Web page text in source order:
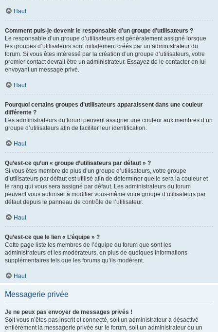
Haut
Comment puis-je devenir le responsable d’un groupe d’utilisateurs ?
Le responsable d’un groupe d’utilisateurs est généralement assigné lorsque
les groupes d’utilisateurs sont initialement créés par un administrateur du
forum. Si vous êtes intéressé par la création d’un groupe d’utilisateurs, votre
premier contact devrait être un administrateur. Essayez de le contacter en lui
envoyant un message privé.
Haut
Pourquoi certains groupes d’utilisateurs apparaissent dans une couleur
différente ?
Les administrateurs du forum peuvent assigner une couleur aux membres d’un
groupe d’utilisateurs afin de faciliter leur identification.
Haut
Qu’est-ce qu’un « groupe d’utilisateurs par défaut » ?
Si vous êtes membre de plus d’un groupe d’utilisateurs, votre groupe
d’utilisateurs par défaut est utilisé afin de déterminer quelle sera la couleur et
le rang qui vous sera assigné par défaut. Les administrateurs du forum
peuvent vous autoriser à modifier vous-même votre groupe d’utilisateurs par
défaut depuis le panneau de contrôle de l’utilisateur.
Haut
Qu’est-ce que le lien « L’équipe » ?
Cette page liste les membres de l’équipe du forum que sont les
administrateurs et les modérateurs, en plus de quelques informations
supplémentaires tels que les forums qu’ils modèrent.
Haut
Messagerie privée
Je ne peux pas envoyer de messages privés !
Soit vous n’êtes pas inscrit et connecté, soit un administrateur a désactivé
entièrement la messagerie privée sur le forum, soit un administrateur ou un